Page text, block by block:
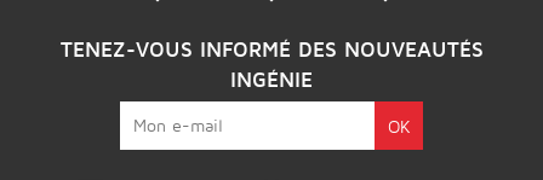
TENEZ-VOUS INFORMÉ DES NOUVEAUTÉS
INGÉNIE